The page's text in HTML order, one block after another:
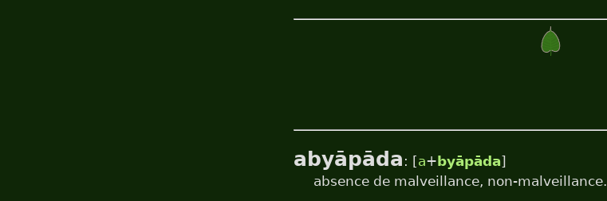
abyāpāda : [a+ byāpāda]
absence de malveillance, non-malveillance.